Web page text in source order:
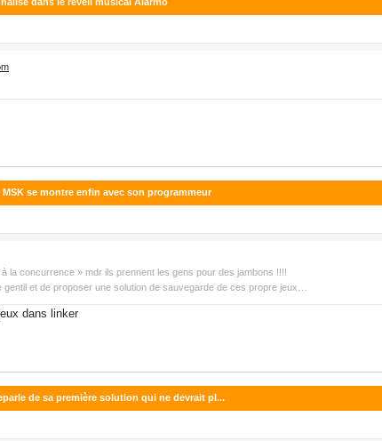
se montre enfin avec son programmeur
la concurrence » mdr ils prennent les gens pour des jambons !!!!
gentil et de proposer une solution de sauvegarde de ces propre jeux…
dans linker
de sa première solution qui ne devrait pl...